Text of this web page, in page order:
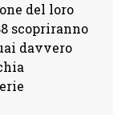
del loro
scopriranno
davvero